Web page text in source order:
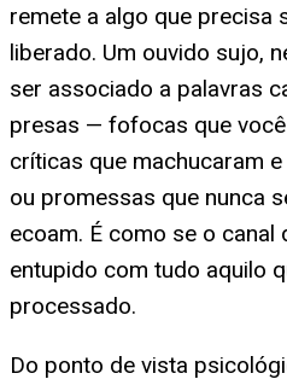
remete a algo que precisa
liberado. Um ouvido sujo,
ser associado a palavras
presas — fofocas que
críticas que machucaram
ou promessas que nunca
ecoam. É como se o canal
entupido com tudo aquilo
processado.
Do ponto de vista